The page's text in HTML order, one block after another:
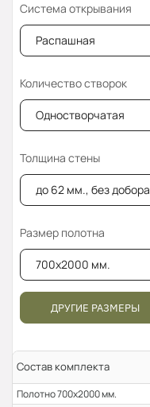
Система открывания
Распашная
Количество створок
Одностворчатая
Толщина стены
до 62 мм., без добора
Размер полотна
700x2000 мм.
ДРУГИЕ РАЗМЕРЫ
Состав комплекта
Полотно 700x2000 мм.